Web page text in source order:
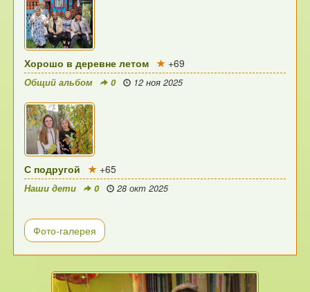
Хорошо в деревне летом +69
Общий альбом 0 12 ноя 2025
С подругой +65
Наши дети 0 28 окт 2025
Фото-галерея